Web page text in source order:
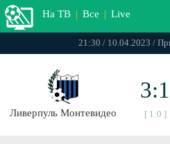
На ТВ | Все | Live
21:30 / 10.04.2023 /
Ливерпуль Монтевидео
3:1
[ 1:0 ]